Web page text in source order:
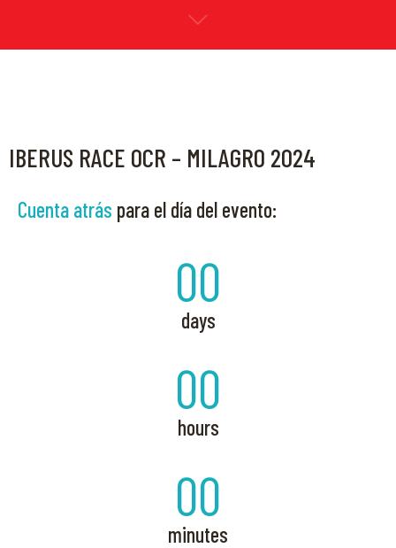
IBERUS RACE OCR – MILAGRO 2024
Cuenta atrás para el día del evento:
00
days
00
hours
00
minutes